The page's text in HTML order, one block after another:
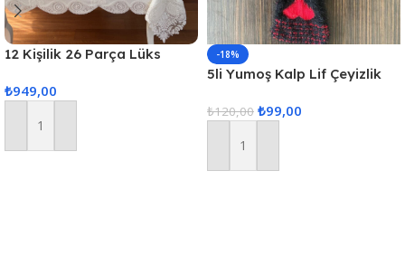
12 Kişilik 26 Parça Lüks
Masa Örtüsü Seti
₺949,00
Sepete Ekle
-18%
5li Yumoş Kalp Lif Çeyizlik
₺120,00 ₺99,00
Sepete Ekle